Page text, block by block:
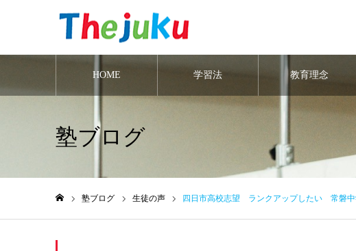
HOME 学習法 教育理念
塾ブログ
塾ブログ 生徒の声 四日市高校志望 ランクアップしたい 常磐中